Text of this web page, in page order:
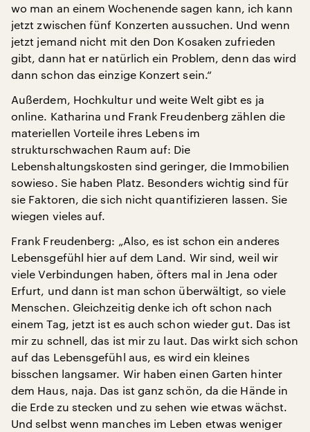
wo man an einem Wochenende sagen kann, ich kann
jetzt zwischen fünf Konzerten aussuchen. Und wenn
jetzt jemand nicht mit den Don Kosaken zufrieden
gibt, dann hat er natürlich ein Problem, denn das wird
dann schon das einzige Konzert sein.“
Außerdem, Hochkultur und weite Welt gibt es ja
online. Katharina und Frank Freudenberg zählen die
materiellen Vorteile ihres Lebens im
strukturschwachen Raum auf: Die
Lebenshaltungskosten sind geringer, die Immobilien
sowieso. Sie haben Platz. Besonders wichtig sind für
sie Faktoren, die sich nicht quantifizieren lassen. Sie
wiegen vieles auf.
Frank Freudenberg: „Also, es ist schon ein anderes
Lebensgefühl hier auf dem Land. Wir sind, weil wir
viele Verbindungen haben, öfters mal in Jena oder
Erfurt, und dann ist man schon überwältigt, so viele
Menschen. Gleichzeitig denke ich oft schon nach
einem Tag, jetzt ist es auch schon wieder gut. Das ist
mir zu schnell, das ist mir zu laut. Das wirkt sich schon
auf das Lebensgefühl aus, es wird ein kleines
bisschen langsamer. Wir haben einen Garten hinter
dem Haus, naja. Das ist ganz schön, da die Hände in
die Erde zu stecken und zu sehen wie etwas wächst.
Und selbst wenn manches im Leben etwas weniger